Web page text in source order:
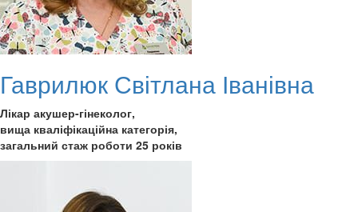
Гаврилюк Світлана Іванівна
Лікар акушер-гінеколог,
вища кваліфікаційна категорія,
загальний стаж роботи 25 років